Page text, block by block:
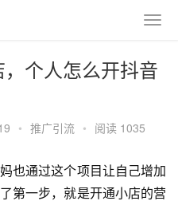
个人怎么开抖音
• 推广引流 • 阅读 1035
也通过这个项目让自己增加
第一步，就是开通小店的营